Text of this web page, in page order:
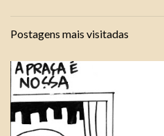
Postagens mais visitadas